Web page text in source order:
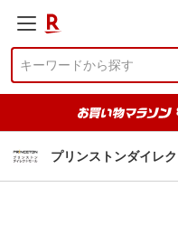
プリンストンダイレ